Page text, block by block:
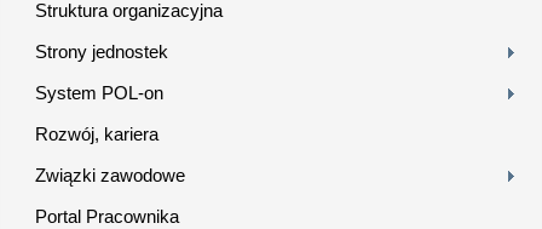
Struktura organizacyjna
Strony jednostek
System POL-on
Rozwój, kariera
Związki zawodowe
Portal Pracownika